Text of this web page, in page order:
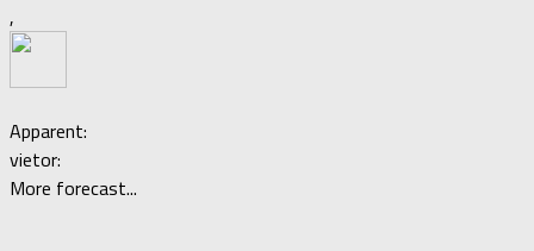
,
Apparent:
vietor:
More forecast...